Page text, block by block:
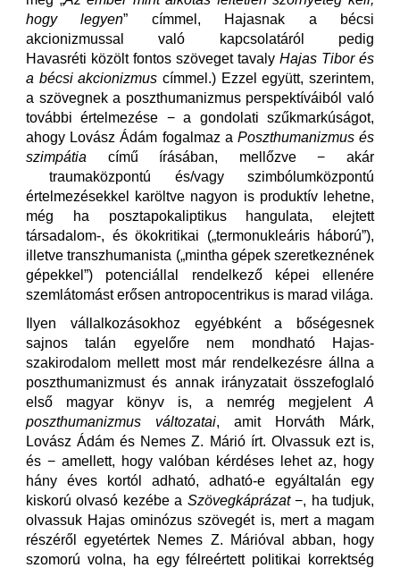
hogy legyen” címmel, Hajasnak a bécsi
akcionizmussal való kapcsolatáról pedig
Havasréti közölt fontos szöveget tavaly Hajas Tibor és
a bécsi akcionizmus címmel.) Ezzel együtt, szerintem,
a szövegnek a poszthumanizmus perspektíváiból való
további értelmezése − a gondolati szűkmarkúságot,
ahogy Lovász Ádám fogalmaz a Poszthumanizmus és
szimpátia című írásában, mellőzve − akár
traumaközpontú és/vagy szimbólumközpontú
értelmezésekkel karöltve nagyon is produktív lehetne,
még ha posztapokaliptikus hangulata, elejtett
társadalom-, és ökokritikai („termonukleáris háború”),
illetve transzhumanista („mintha gépek szeretkeznének
gépekkel”) potenciállal rendelkező képei ellenére
szemlátomást erősen antropocentrikus is marad világa.
Ilyen vállalkozásokhoz egyébként a bőségesnek
sajnos talán egyelőre nem mondható Hajas-
szakirodalom mellett most már rendelkezésre állna a
poszthumanizmust és annak irányzatait összefoglaló
első magyar könyv is, a nemrég megjelent A
poszthumanizmus változatai, amit Horváth Márk,
Lovász Ádám és Nemes Z. Márió írt. Olvassuk ezt is,
és − amellett, hogy valóban kérdéses lehet az, hogy
hány éves kortól adható, adható-e egyáltalán egy
kiskorú olvasó kezébe a Szövegkáprázat−, ha tudjuk,
olvassuk Hajas ominózus szövegét is, mert a magam
részéről egyetértek Nemes Z. Márióval abban, hogy
szomorú volna, ha egy félreértett politikai korrektség